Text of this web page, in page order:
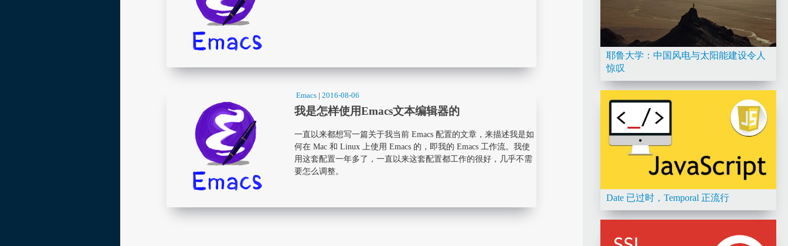
Emacs |2016-08-06
我是怎样使用Emacs文本编辑器的
一直以来都想写一篇关于我当前 Emacs 配置的文章，来描述我是如
何在 Mac 和 Linux 上使用 Emacs 的，即我的 Emacs 工作流。我使
用这套配置一年多了，一直以来这套配置都工作的很好，几乎不需
要怎么调整。
耶鲁大学：中国风电与太阳能建设令人
惊叹
Date 已过时，Temporal 正流行